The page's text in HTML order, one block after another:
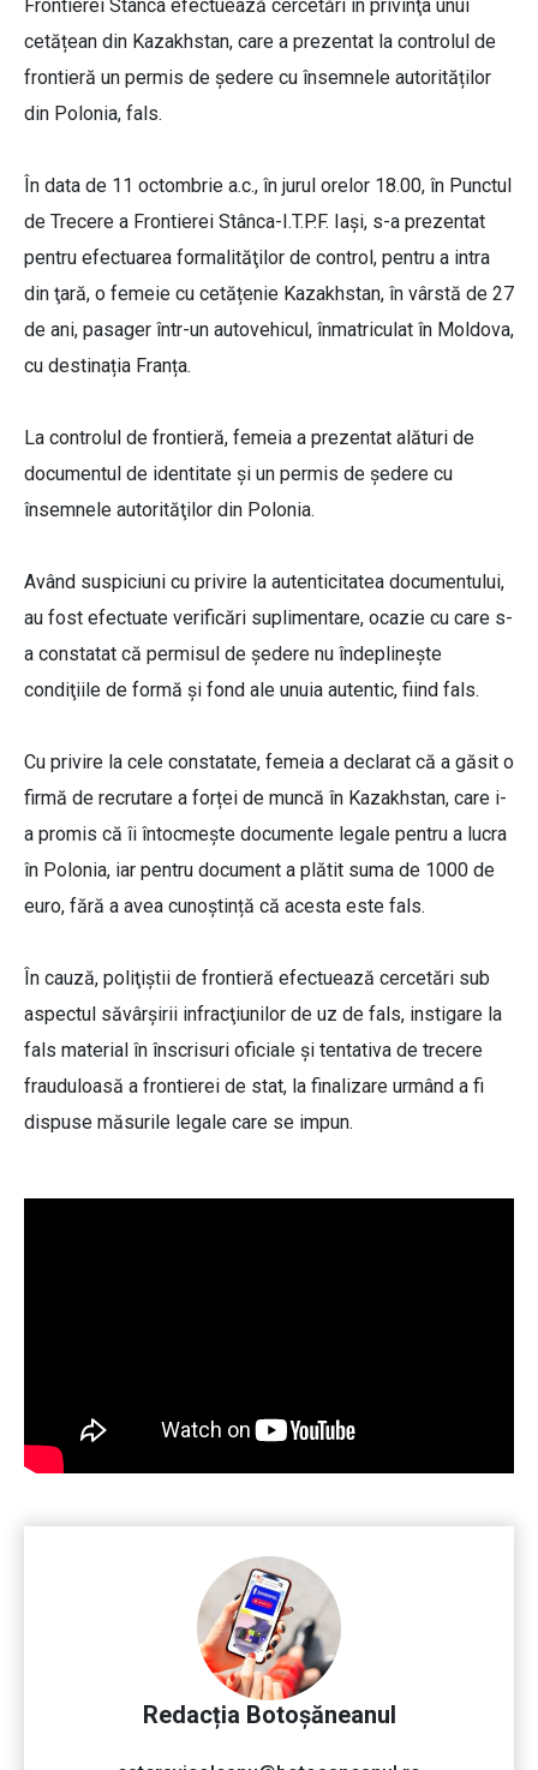
Frontierei Stânca efectuează cercetări în privinţa unui
cetățean din Kazakhstan, care a prezentat la controlul de
frontieră un permis de ședere cu însemnele autorităților
din Polonia, fals.
În data de 11 octombrie a.c., în jurul orelor 18.00, în Punctul
de Trecere a Frontierei Stânca-I.T.P.F. Iaşi, s-a prezentat
pentru efectuarea formalităţilor de control, pentru a intra
din ţară, o femeie cu cetățenie Kazakhstan, în vârstă de 27
de ani, pasager într-un autovehicul, înmatriculat în Moldova,
cu destinația Franța.
La controlul de frontieră, femeia a prezentat alături de
documentul de identitate și un permis de ședere cu
însemnele autorităţilor din Polonia.
Având suspiciuni cu privire la autenticitatea documentului,
au fost efectuate verificări suplimentare, ocazie cu care s-
a constatat că permisul de ședere nu îndeplineşte
condiţiile de formă şi fond ale unuia autentic, fiind fals.
Cu privire la cele constatate, femeia a declarat că a găsit o
firmă de recrutare a forței de muncă în Kazakhstan, care i-
a promis că îi întocmește documente legale pentru a lucra
în Polonia, iar pentru document a plătit suma de 1000 de
euro, fără a avea cunoștință că acesta este fals.
În cauză, poliţiştii de frontieră efectuează cercetări sub
aspectul săvârşirii infracţiunilor de uz de fals, instigare la
fals material în înscrisuri oficiale și tentativa de trecere
frauduloasă a frontierei de stat, la finalizare urmând a fi
dispuse măsurile legale care se impun.
Redacția Botoșăneanul